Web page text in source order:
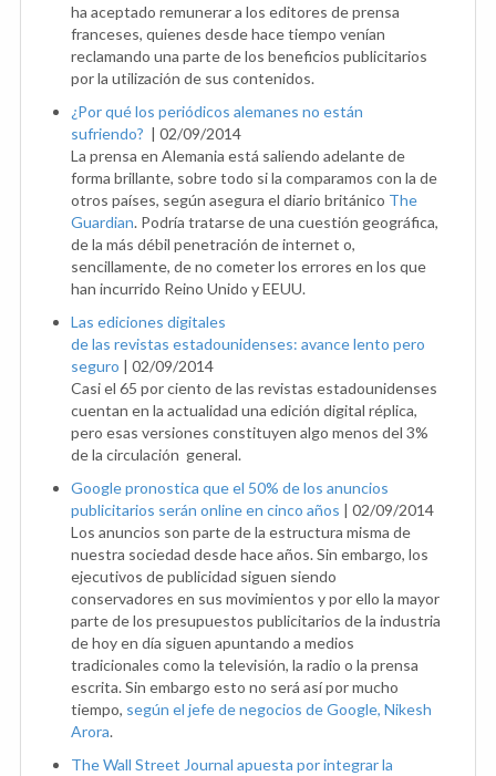
ha aceptado remunerar a los editores de prensa
franceses, quienes desde hace tiempo venían
reclamando una parte de los beneficios publicitarios
por la utilización de sus contenidos.
¿Por qué los periódicos alemanes no están
sufriendo? | 02/09/2014
La prensa en Alemania está saliendo adelante de
forma brillante, sobre todo si la comparamos con la de
otros países, según asegura el diario británico The
Guardian. Podría tratarse de una cuestión geográfica,
de la más débil penetración de internet o,
sencillamente, de no cometer los errores en los que
han incurrido Reino Unido y EEUU.
Las ediciones digitales
de las revistas estadounidenses: avance lento pero
seguro | 02/09/2014
Casi el 65 por ciento de las revistas estadounidenses
cuentan en la actualidad una edición digital réplica,
pero esas versiones constituyen algo menos del 3%
de la circulación general.
Google pronostica que el 50% de los anuncios
publicitarios serán online en cinco años | 02/09/2014
Los anuncios son parte de la estructura misma de
nuestra sociedad desde hace años. Sin embargo, los
ejecutivos de publicidad siguen siendo
conservadores en sus movimientos y por ello la mayor
parte de los presupuestos publicitarios de la industria
de hoy en día siguen apuntando a medios
tradicionales como la televisión, la radio o la prensa
escrita. Sin embargo esto no será así por mucho
tiempo, según el jefe de negocios de Google, Nikesh
Arora.
The Wall Street Journal apuesta por integrar la